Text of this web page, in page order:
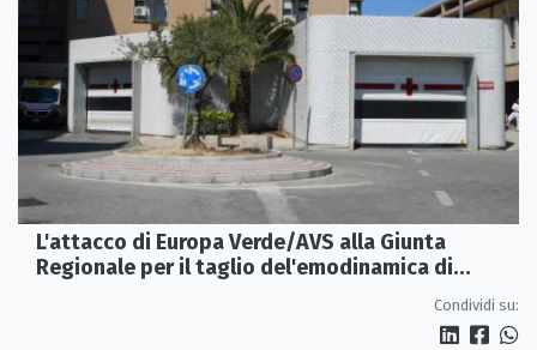
L'attacco di Europa Verde/AVS alla Giunta
Regionale per il taglio del'emodinamica di
Condividi su: